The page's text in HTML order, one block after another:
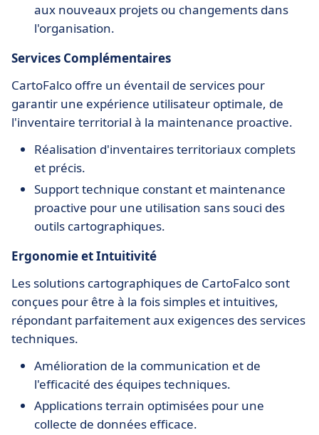
aux nouveaux projets ou changements dans
l'organisation.
Services Complémentaires
CartoFalco offre un éventail de services pour
garantir une expérience utilisateur optimale, de
l'inventaire territorial à la maintenance proactive.
Réalisation d'inventaires territoriaux complets
et précis.
Support technique constant et maintenance
proactive pour une utilisation sans souci des
outils cartographiques.
Ergonomie et Intuitivité
Les solutions cartographiques de CartoFalco sont
conçues pour être à la fois simples et intuitives,
répondant parfaitement aux exigences des services
techniques.
Amélioration de la communication et de
l'efficacité des équipes techniques.
Applications terrain optimisées pour une
collecte de données efficace.